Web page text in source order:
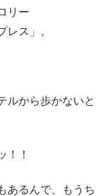
リー
ス」。
ルから歩かないと
！！
あるんで、もうち